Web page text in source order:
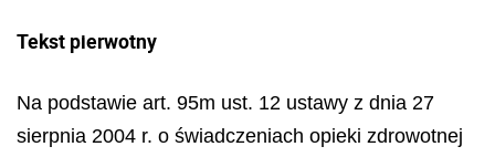
Tekst pierwotny
Na podstawie art. 95m ust. 12 ustawy z dnia 27
sierpnia 2004 r. o świadczeniach opieki zdrowotnej